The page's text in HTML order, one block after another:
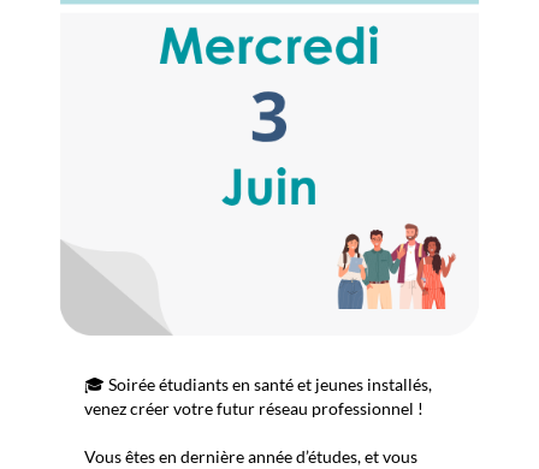
🎓 Soirée étudiants en santé et jeunes installés,
venez créer votre futur réseau professionnel !
Vous êtes en dernière année d’études, et vous